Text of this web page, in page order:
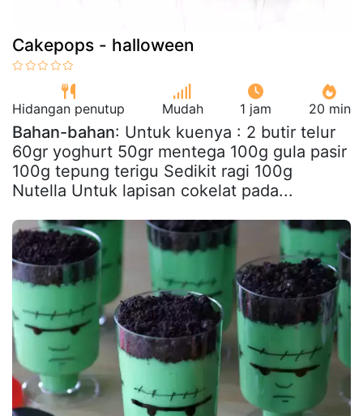
Cakepops - halloween
Hidangan penutup Mudah 1 jam 20 min
Bahan-bahan: Untuk kuenya : 2 butir telur
60gr yoghurt 50gr mentega 100g gula pasir
100g tepung terigu Sedikit ragi 100g
Nutella Untuk lapisan cokelat pada...